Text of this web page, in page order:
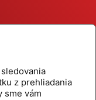
z prehliadania
sme vám